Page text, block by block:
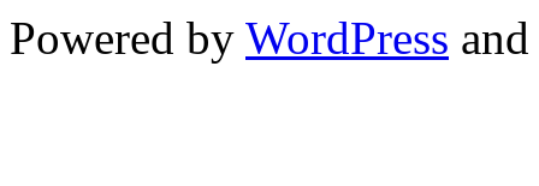
Powered by WordPress